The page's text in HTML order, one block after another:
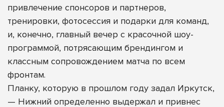
привлечение спонсоров и партнеров,
тренировки, фотосессия и подарки для команд,
и, конечно, главный вечер с красочной шоу-
программой, потрясающим брендингом и
классным сопровождением матча по всем
фронтам.
Планку, которую в прошлом году задал Иркутск,
— Нижний определенно выдержал и привнес